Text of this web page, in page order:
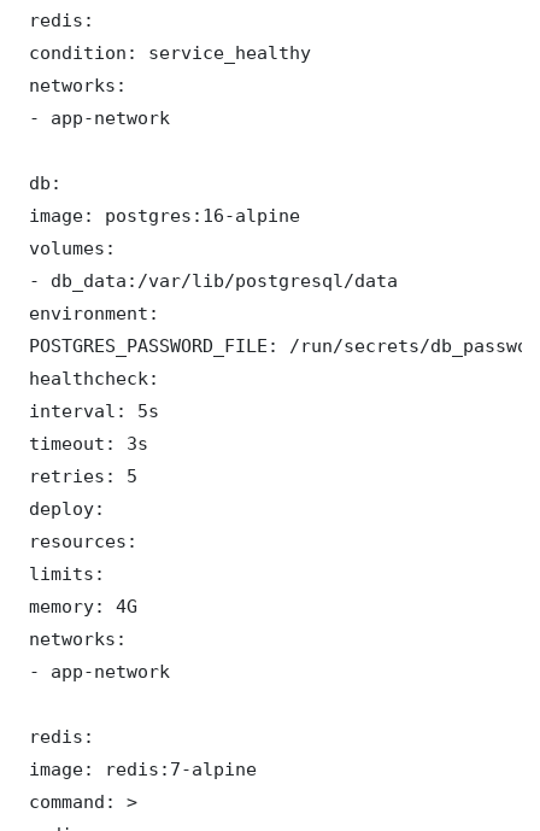
redis:
condition: service_healthy
networks:
- app-network
db:
image: postgres:16-alpine
volumes:
- db_data:/var/lib/postgresql/data
environment:
POSTGRES_PASSWORD_FILE: /run/secrets/
healthcheck:
interval: 5s
timeout: 3s
retries: 5
deploy:
resources:
limits:
memory: 4G
networks:
- app-network
redis:
image: redis:7-alpine
command: >